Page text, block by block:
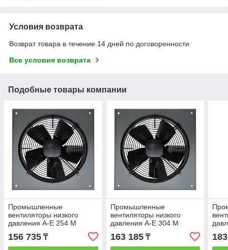
Условия возврата
Возврат товара в течение 14 дней по договоренности
Все условия возврата
Подобные товары компании
Промышленные
вентиляторы низкого
давления A-E 254 M
156 735 ₸
Промышленные
вентиляторы низкого
давления A-E 304 M
163 185₸